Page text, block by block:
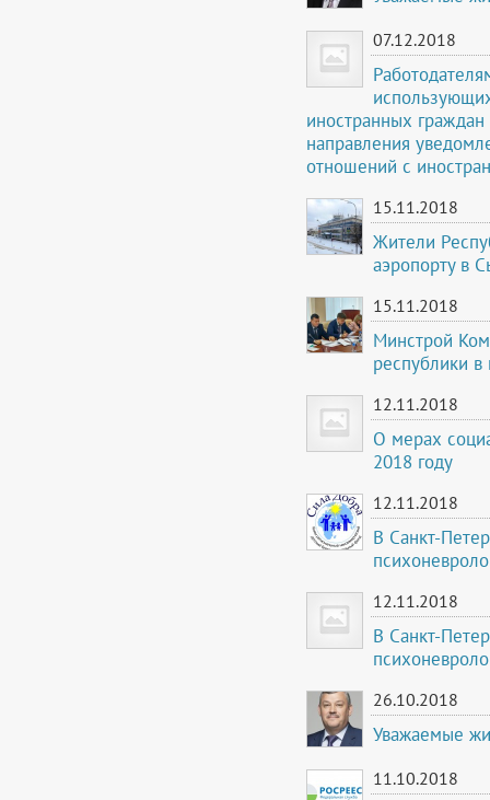
07.12.2018
иностранных
направления
отношений с
15.11.2018
Жители
аэропорту в
15.11.2018
Минстрой
республики в
12.11.2018
О мерах
2018 году
12.11.2018
В Санкт-
12.11.2018
В Санкт-
26.10.2018
Уважаемые
11.10.2018